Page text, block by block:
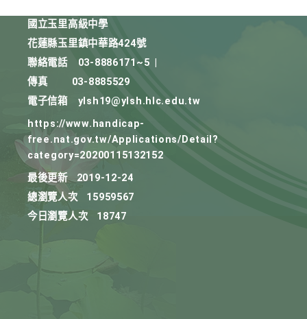
國立玉里高級中學
花蓮縣玉里鎮中華路424號
聯絡電話
03-8886171~5
傳真
03-8885529
電子信箱
ylsh19@ylsh.hlc.edu.tw
https://www.handicap-
free.nat.gov.tw/Applications/Detail?
category=20200115132152
最後更新
2019-12-24
總瀏覽人次
15959567
今日瀏覽人次
18747